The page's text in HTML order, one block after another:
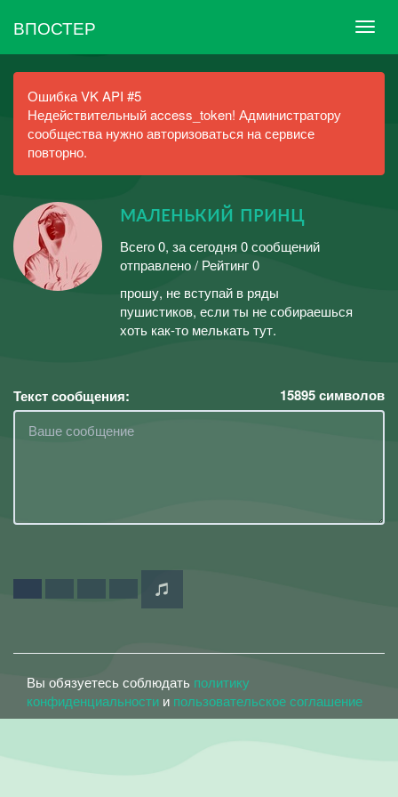
ВПОСТЕР
Ошибка VK API #5
Недействительный access_token! Администратору
сообщества нужно авторизоваться на сервисе
повторно.
ᴍᴀлᴇʜький пᴘиʜц
Всего 0, за сегодня 0 сообщений
отправлено / Рейтинг 0
прошу, не вступай в ряды
пушистиков, если ты не собираешься
хоть как-то мелькать тут.
Текст сообщения: 15895символов
Вы обязуетесь соблюдать политику
конфиденциальности и пользовательское соглашение